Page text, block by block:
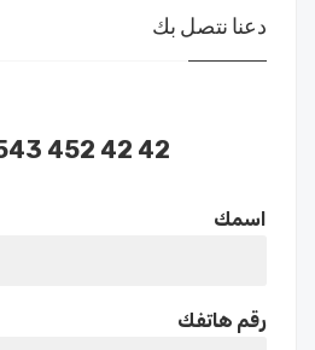
دعنا نتصل بك
452 42 42
اسمك
رقم هاتفك